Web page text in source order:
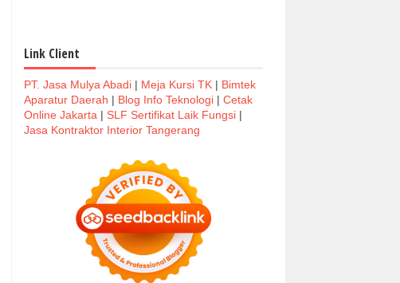
Link Client
PT. Jasa Mulya Abadi | Meja Kursi TK | Bimtek
Aparatur Daerah | Blog Info Teknologi | Cetak
Online Jakarta | SLF Sertifikat Laik Fungsi |
Jasa Kontraktor Interior Tangerang